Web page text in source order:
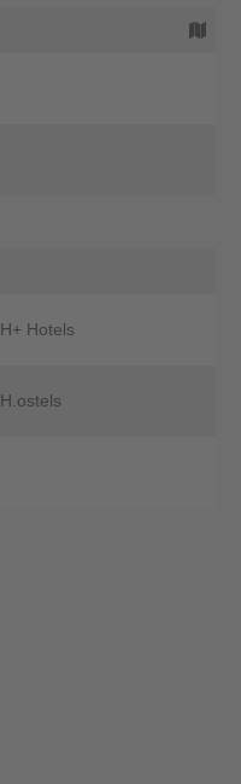
H+ Hotels
H.ostels